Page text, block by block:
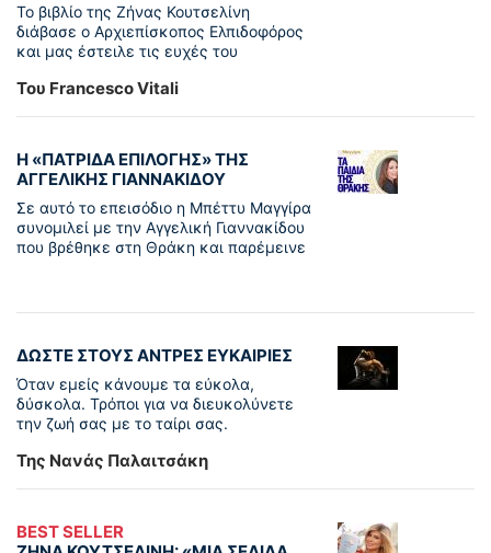
Το βιβλίο της Ζήνας Κουτσελίνη
διάβασε ο Αρχιεπίσκοπος Ελπιδοφόρος
και μας έστειλε τις ευχές του
Του Francesco Vitali
Η «ΠΑΤΡΊΔΑ ΕΠΙΛΟΓΉΣ» ΤΗΣ
ΑΓΓΕΛΙΚΉΣ ΓΙΑΝΝΑΚΊΔΟΥ
Σε αυτό το επεισόδιο η Μπέττυ Μαγγίρα
συνομιλεί με την Αγγελική Γιαννακίδου
που βρέθηκε στη Θράκη και παρέμεινε
ΔΩΣΤΕ ΣΤΟΥΣ ΑΝΤΡΕΣ ΕΥΚΑΙΡΙΕΣ
Όταν εμείς κάνουμε τα εύκολα,
δύσκολα. Τρόποι για να διευκολύνετε
την ζωή σας με το ταίρι σας.
Της Νανάς Παλαιτσάκη
BEST SELLER